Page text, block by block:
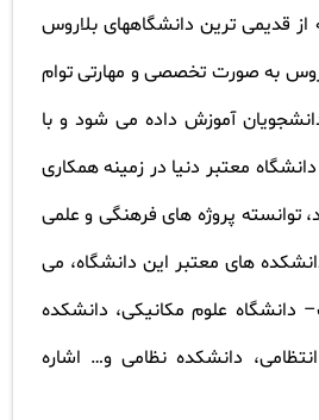
قدیمی ترین دانشگاههای بلاروس
به صورت تخصصی و مهارتی توام
آموزش داده می شود و با
قرادادی که با بیش از ۹۰ دانشگاه معتبر دنیا در زمینه همکاری
توانسته پروژه های فرهنگی و علمی
های معتبر این دانشگاه، می
دانشگاه علوم مکانیکی، دانشکده
دانشکده نظامی و… اشاره